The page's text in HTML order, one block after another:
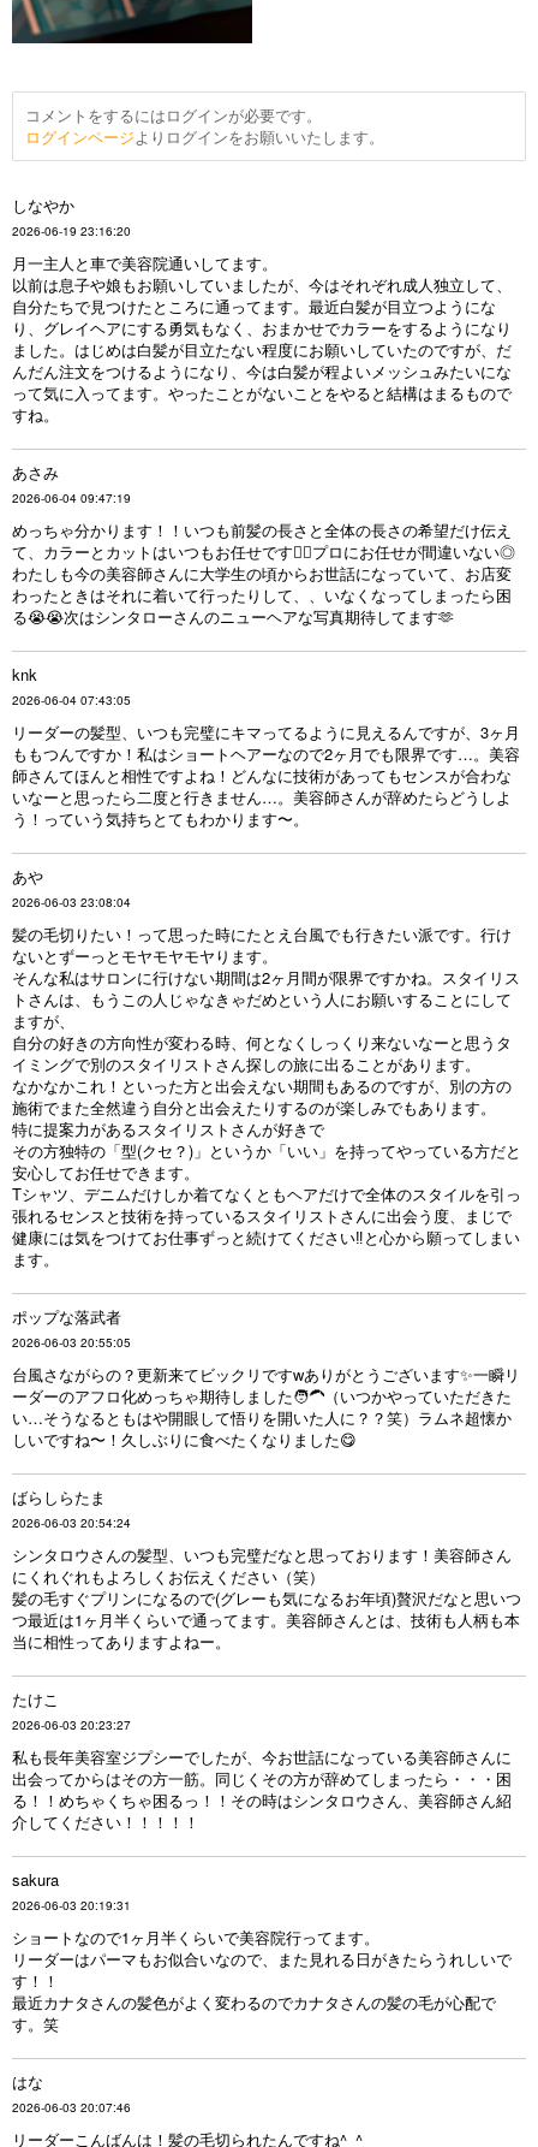
コメントをするにはログインが必要です。
ログインページよりログインをお願いいたします。
しなやか
2026-06-19 23:16:20
月一主人と車で美容院通いしてます。
以前は息子や娘もお願いしていましたが、今はそれぞれ成人独立して、
自分たちで見つけたところに通ってます。最近白髪が目立つようにな
り、グレイヘアにする勇気もなく、おまかせでカラーをするようになり
ました。はじめは白髪が目立たない程度にお願いしていたのですが、だ
んだん注文をつけるようになり、今は白髪が程よいメッシュみたいにな
って気に入ってます。やったことがないことをやると結構はまるもので
すね。
あさみ
2026-06-04 09:47:19
めっちゃ分かります！！いつも前髪の長さと全体の長さの希望だけ伝え
て、カラーとカットはいつもお任せです💇‍♀️プロにお任せが間違いない◎
わたしも今の美容師さんに大学生の頃からお世話になっていて、お店変
わったときはそれに着いて行ったりして、、いなくなってしまったら困
る😭😭次はシンタローさんのニューヘアな写真期待してます🫶
knk
2026-06-04 07:43:05
リーダーの髪型、いつも完璧にキマってるように見えるんですが、3ヶ月
ももつんですか！私はショートヘアーなので2ヶ月でも限界です…。美容
師さんてほんと相性ですよね！どんなに技術があってもセンスが合わな
いなーと思ったら二度と行きません…。美容師さんが辞めたらどうしよ
う！っていう気持ちとてもわかります〜。
あや
2026-06-03 23:08:04
髪の毛切りたい！って思った時にたとえ台風でも行きたい派です。行け
ないとずーっとモヤモヤモヤります。
そんな私はサロンに行けない期間は2ヶ月間が限界ですかね。スタイリス
トさんは、もうこの人じゃなきゃだめという人にお願いすることにして
ますが、
自分の好きの方向性が変わる時、何となくしっくり来ないなーと思うタ
イミングで別のスタイリストさん探しの旅に出ることがあります。
なかなかこれ！といった方と出会えない期間もあるのですが、別の方の
施術でまた全然違う自分と出会えたりするのが楽しみでもあります。
特に提案力があるスタイリストさんが好きで
その方独特の「型(クセ？)」というか「いい」を持ってやっている方だと
安心してお任せできます。
Tシャツ、デニムだけしか着てなくともヘアだけで全体のスタイルを引っ
張れるセンスと技術を持っているスタイリストさんに出会う度、まじで
健康には気をつけてお仕事ずっと続けてください‼︎と心から願ってしまい
ます。
ポップな落武者
2026-06-03 20:55:05
台風さながらの？更新来てビックリですwありがとうございます✨一瞬リ
ーダーのアフロ化めっちゃ期待しました🧑‍🦱（いつかやっていただきた
い…そうなるともはや開眼して悟りを開いた人に？？笑）ラムネ超懐か
しいですね〜！久しぶりに食べたくなりました😋
ばらしらたま
2026-06-03 20:54:24
シンタロウさんの髪型、いつも完璧だなと思っております！美容師さん
にくれぐれもよろしくお伝えください（笑）
髪の毛すぐプリンになるので(グレーも気になるお年頃)贅沢だなと思いつ
つ最近は1ヶ月半くらいで通ってます。美容師さんとは、技術も人柄も本
当に相性ってありますよねー。
たけこ
2026-06-03 20:23:27
私も長年美容室ジプシーでしたが、今お世話になっている美容師さんに
出会ってからはその方一筋。同じくその方が辞めてしまったら・・・困
る！！めちゃくちゃ困るっ！！その時はシンタロウさん、美容師さん紹
介してください！！！！！
sakura
2026-06-03 20:19:31
ショートなので1ヶ月半くらいで美容院行ってます。
リーダーはパーマもお似合いなので、また見れる日がきたらうれしいで
す！！
最近カナタさんの髪色がよく変わるのでカナタさんの髪の毛が心配で
す。笑
はな
2026-06-03 20:07:46
リーダーこんばんは！髪の毛切られたんですね‎^_^